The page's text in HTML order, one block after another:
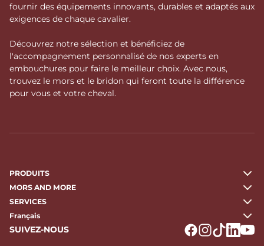
fournir des équipements innovants, durables et adaptés aux
exigences de chaque cavalier.
Découvrez notre sélection et bénéficiez de
l'accompagnement personnalisé de nos experts en
embouchures pour faire le meilleur choix. Avec nous,
trouvez le mors et le bridon qui feront toute la différence
pour vous et votre cheval.
PRODUITS
MORS AND MORE
SERVICES
Français
SUIVEZ-NOUS